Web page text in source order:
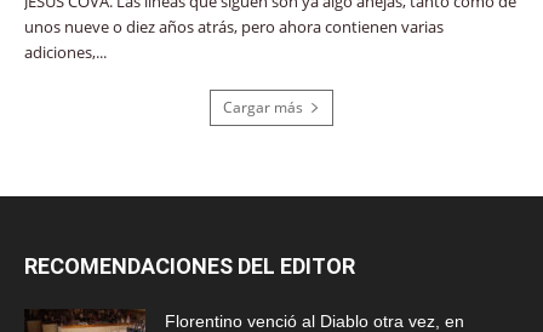
unos nueve o diez años atrás, pero ahora contienen varias
adiciones,...
Cargar más
RECOMENDACIONES DEL EDITOR
Florentino venció al Diablo otra vez, en